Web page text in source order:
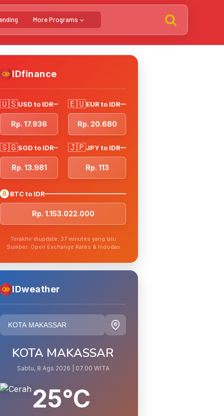
More Programs
IDfinance
🇺🇸USD to IDR
Rp. 17.936
🇪🇺EUR to IDR
Rp. 20.680
🇸🇬SGD to IDR
Rp. 13.981
🇯🇵JPY to IDR
Rp. 113
₿ BTC to IDR
Rp. 1.153.022.000
Terakhir diupdate: 37 minutes yang lalu
Sumber: Open Exchange Rates & Indodax
IDweather
KOTA MAKASSAR
Sabtu, 8 Ags 2026 | 07.00 WITA
25°C